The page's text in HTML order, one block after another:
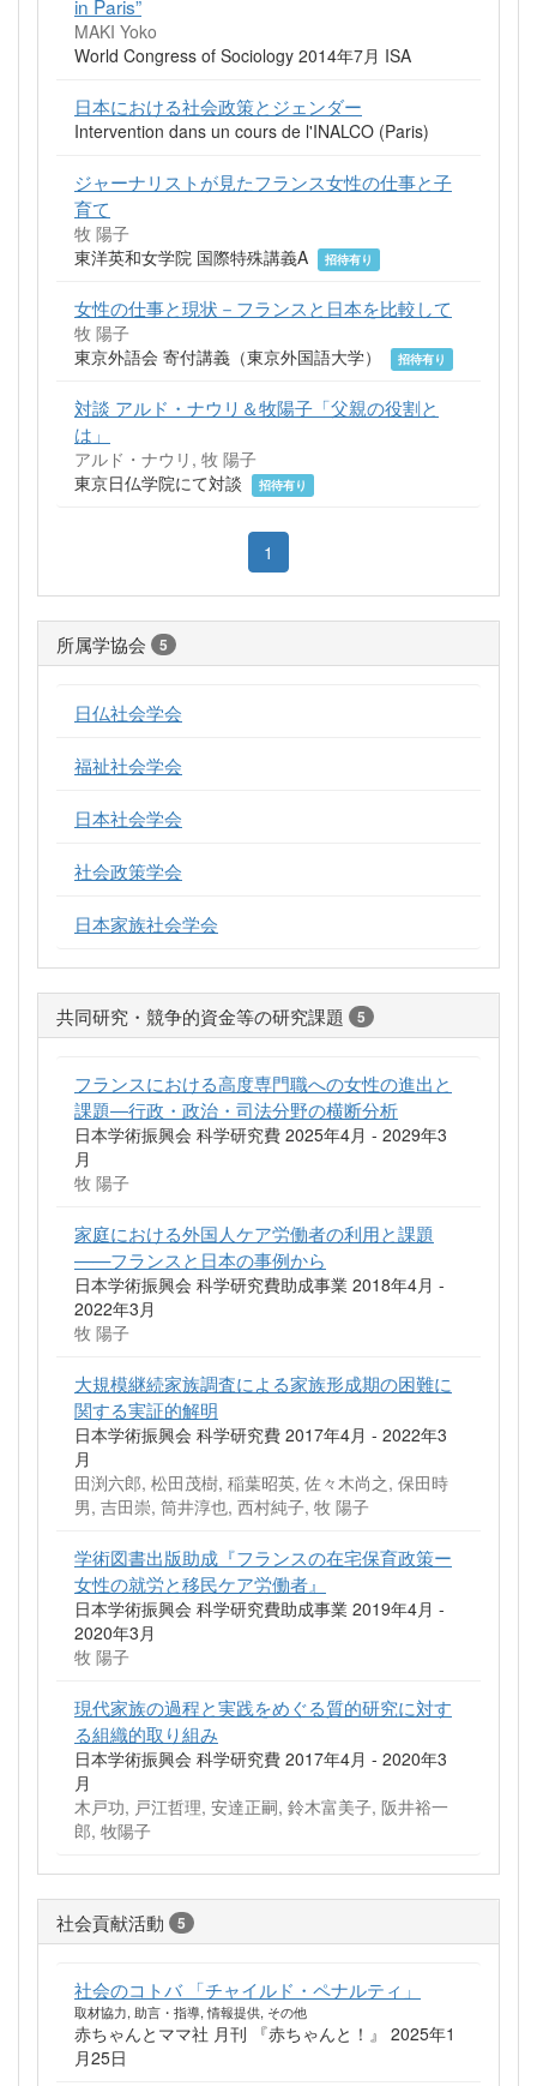
in Paris”
MAKI Yoko
World Congress of Sociology 2014年7月 ISA
日本における社会政策とジェンダー
Intervention dans un cours de l'INALCO (Paris)
ジャーナリストが見たフランス女性の仕事と子
育て
牧 陽子
東洋英和女学院 国際特殊講義A
招待有り
女性の仕事と現状－フランスと日本を比較して
牧 陽子
東京外語会 寄付講義（東京外国語大学）
招待有り
対談 アルド・ナウリ＆牧陽子「父親の役割と
は」
アルド・ナウリ, 牧 陽子
東京日仏学院にて対談
招待有り
1
所属学協会 5
日仏社会学会
福祉社会学会
日本社会学会
社会政策学会
日本家族社会学会
共同研究・競争的資金等の研究課題 5
フランスにおける高度専門職への女性の進出と
課題―行政・政治・司法分野の横断分析
日本学術振興会 科学研究費 2025年4月 - 2029年3
月
牧 陽子
家庭における外国人ケア労働者の利用と課題
——フランスと日本の事例から
日本学術振興会 科学研究費助成事業 2018年4月 -
2022年3月
牧 陽子
大規模継続家族調査による家族形成期の困難に
関する実証的解明
日本学術振興会 科学研究費 2017年4月 - 2022年3
月
田渕六郎, 松田茂樹, 稲葉昭英, 佐々木尚之, 保田時
男, 吉田崇, 筒井淳也, 西村純子, 牧 陽子
学術図書出版助成『フランスの在宅保育政策ー
女性の就労と移民ケア労働者』
日本学術振興会 科学研究費助成事業 2019年4月 -
2020年3月
牧 陽子
現代家族の過程と実践をめぐる質的研究に対す
る組織的取り組み
日本学術振興会 科学研究費 2017年4月 - 2020年3
月
木戸功, 戸江哲理, 安達正嗣, 鈴木富美子, 阪井裕一
郎, 牧陽子
社会貢献活動 5
社会のコトバ 「チャイルド・ペナルティ」
取材協力, 助言・指導, 情報提供, その他
赤ちゃんとママ社 月刊 『赤ちゃんと！』 2025年1
月25日